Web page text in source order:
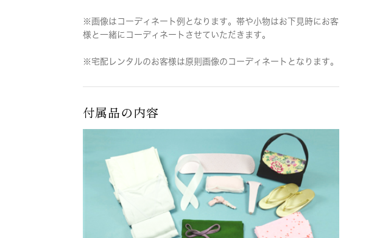
※画像はコーディネート例となります。帯や小物はお下見時にお客
様と一緒にコーディネートさせていただきます。
※宅配レンタルのお客様は原則画像のコーディネートとなります。
付属品の内容